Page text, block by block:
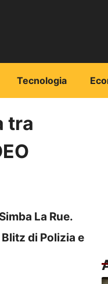
Tecnologia
tra
La Rue.
di Polizia e